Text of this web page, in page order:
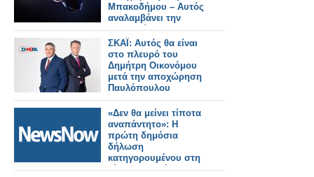
Μπακοδήμου – Αυτός
αναλαμβάνει την
παρουσίαση
ΣΚΑΪ: Αυτός θα είναι
στο πλευρό του
Δημήτρη Οικονόμου
μετά την αποχώρηση
Παυλόπουλου
«Δεν θα μείνει τίποτα
αναπάντητο»: Η
πρώτη δημόσια
δήλωση
κατηγορουμένου στη
δίκη για τα Τέμπη .